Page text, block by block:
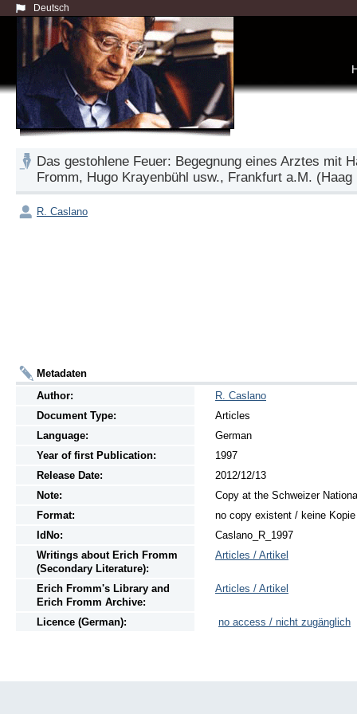
Deutsch
Das gestohlene Feuer: Begegnung eines Arztes mit
Fromm, Hugo Krayenbühl usw., Frankfurt a.M.
R. Caslano
Metadaten
Author:
R. Caslano
Document Type:
Articles
Language:
German
Year of first Publication:
1997
Release Date:
2012/12/13
Note:
Copy at the Schweizer
Format:
no copy existent / keine Kopie
IdNo:
Caslano_R_1997
Writings aboutErich Fromm
(Secondary Literature):
Articles / Artikel
Erich Fromm's Library and
Erich Fromm Archive:
Articles / Artikel
Licence (German): no access / nicht zugänglich